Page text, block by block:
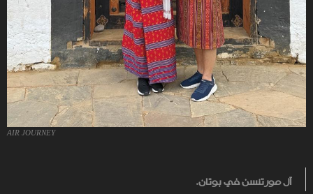
AIR JOURNEY
آل مورتنسن في بوتان.